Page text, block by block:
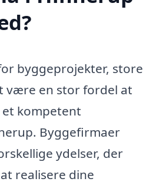
byggeprojekter, store
være en stor fordel at
kompetent
Byggefirmaer
ydelser, der
realisere dine